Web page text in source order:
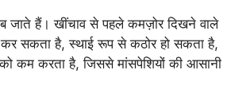
जाते हैं। खींचाव से पहले कमज़ोर दिखने वाले
कर सकता है, स्थाई रूप से कठोर हो सकता है,
कम करता है, जिससे मांसपेशियों की आसानी